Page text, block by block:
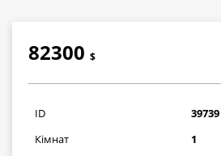
82300 $
2386700грн
ID
39739
Кімнат
1